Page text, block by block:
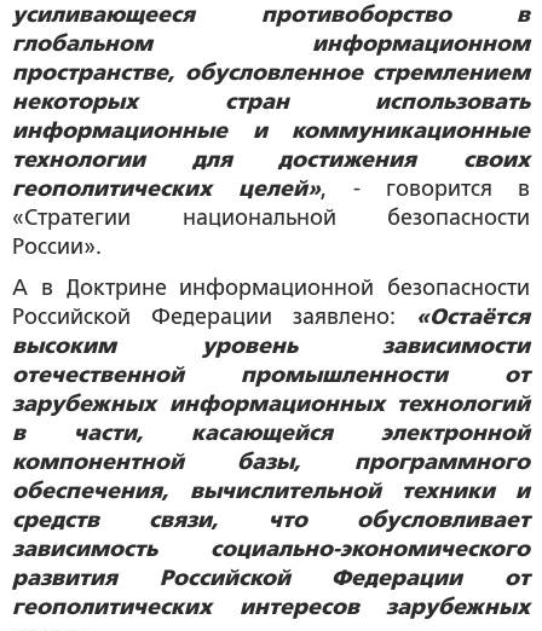
усиливающееся противоборство в
глобальном информационном
пространстве, обусловленное стремлением
некоторых стран использовать
информационные и коммуникационные
технологии для достижения своих
геополитических целей», - говорится в
«Стратегии национальной безопасности
России».
А в Доктрине информационной безопасности
Российской Федерации заявлено: «Остаётся
высоким уровень зависимости
отечественной промышленности от
зарубежных информационных технологий
в части, касающейся электронной
компонентной базы, программного
обеспечения, вычислительной техники и
средств связи, что обусловливает
зависимость социально-экономического
развития Российской Федерации от
геополитических интересов зарубежных